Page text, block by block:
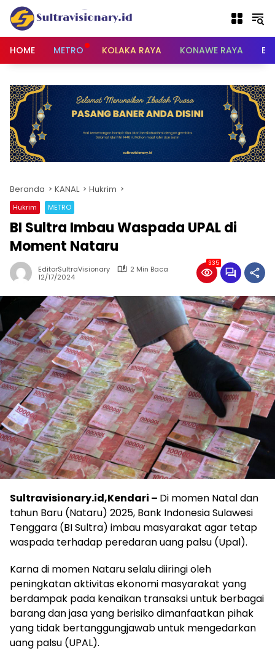
Langsung
konten
HOME
METRO KOLAKA RAYA KONAWE RAYA
Beranda KANAL Hukrim
Hukrim METRO
BI Sultra Imbau Waspada UPAL di
Moment Nataru
EditorSultraVisionary
2 Min Baca
12/17/2024
335
Sultravisionary.id,Kendari – Di momen Natal dan
tahun Baru (Nataru) 2025, Bank Indonesia Sulawesi
Tenggara (BI Sultra) imbau masyarakat agar tetap
waspada terhadap peredaran uang palsu (Upal).
Karna di momen Nataru selalu diiringi oleh
peningkatan aktivitas ekonomi masyarakat yang
berdampak pada kenaikan transaksi untuk berbagai
barang dan jasa yang berisiko dimanfaatkan pihak
yang tidak bertanggungjawab untuk mengedarkan
uang palsu (UPAL).